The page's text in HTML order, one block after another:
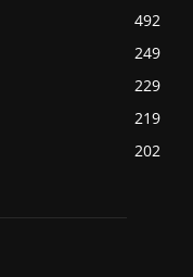
492
249
229
219
202